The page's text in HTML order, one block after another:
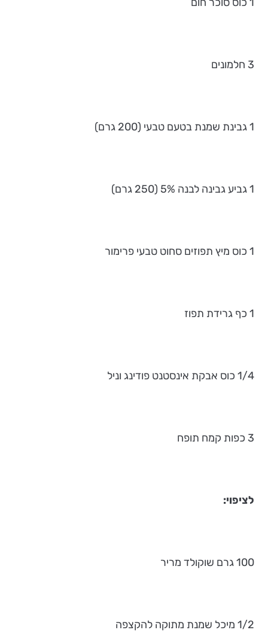
3 חלמונים
1 גבינת שמנת בטעם טבעי (200 גרם)
1 גביע גבינה לבנה 5% (250 גרם)
1 כוס מיץ תפוזים סחוט טבעי פרימור
1 כף גרידת תפוז
1/4 כוס אבקת אינסטנט פודינג וניל
3 כפות קמח תופח
לציפוי:
100 גרם שוקולד מריר
1/2 מיכל שמנת מתוקה להקצפה